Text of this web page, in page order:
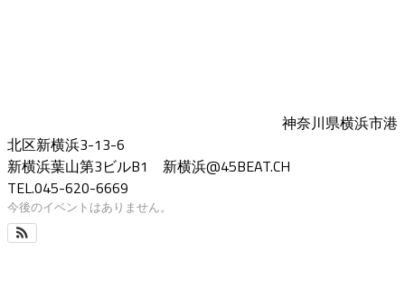
神奈川県横浜市港
北区新横浜3-13-6
新横浜葉山第3ビルB1 新横浜@45BEAT.CH
TEL.045-620-6669
今後のイベントはありません。